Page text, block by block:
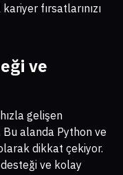
fırsatlarınızı
ve
gelişen
Bu alanda Python ve
dikkat çekiyor.
ve kolay